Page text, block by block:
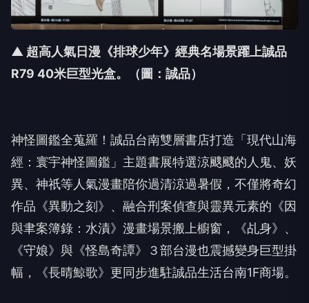
▲ 超高人氣日漫《排球少年》經典名場景躍上誠品
R79 40米巨型光盒。（圖：誠品）
神怪圖鑑全蒐羅！誠品台南雙層書店打造「現代山海
經：寰宇神怪圖鑑」主題書展特選涼颼颼的人鬼、妖
異、神祇等人氣漫畫陪你過清涼過暑假，不僅將奇幻
作品《異動之刻》、融合刑案偵查與靈異元素的《因
與聿案簿錄：水漬》漫畫場景搬上櫥窗，《乩身》、
《守娘》與《怪島奇譚》３部台漫也震撼變身巨型掛
幅，《長晴鯨歌》更同步進駐誠品生活台南1F商場。